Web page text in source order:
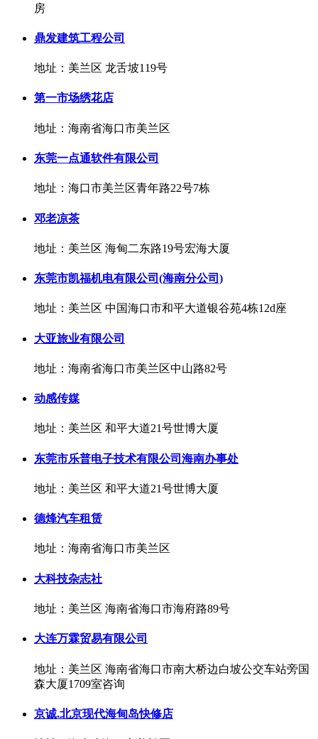
房
鼎发建筑工程公司
地址：美兰区 龙舌坡119号
第一市场绣花店
地址：海南省海口市美兰区
东莞一点通软件有限公司
地址：海口市美兰区青年路22号7栋
邓老凉茶
地址：美兰区 海甸二东路19号宏海大厦
东莞市凯福机电有限公司(海南分公司)
地址：美兰区 中国海口市和平大道银谷苑4栋12d座
大亚旅业有限公司
地址：海南省海口市美兰区中山路82号
动感传媒
地址：美兰区 和平大道21号世博大厦
东莞市乐普电子技术有限公司海南办事处
地址：美兰区 和平大道21号世博大厦
德烽汽车租赁
地址：海南省海口市美兰区
大科技杂志社
地址：美兰区 海南省海口市海府路89号
大连万霖贸易有限公司
地址：美兰区 海南省海口市南大桥边白坡公交车站旁国
森大厦1709室咨询
京诚.北京现代海甸岛快修店